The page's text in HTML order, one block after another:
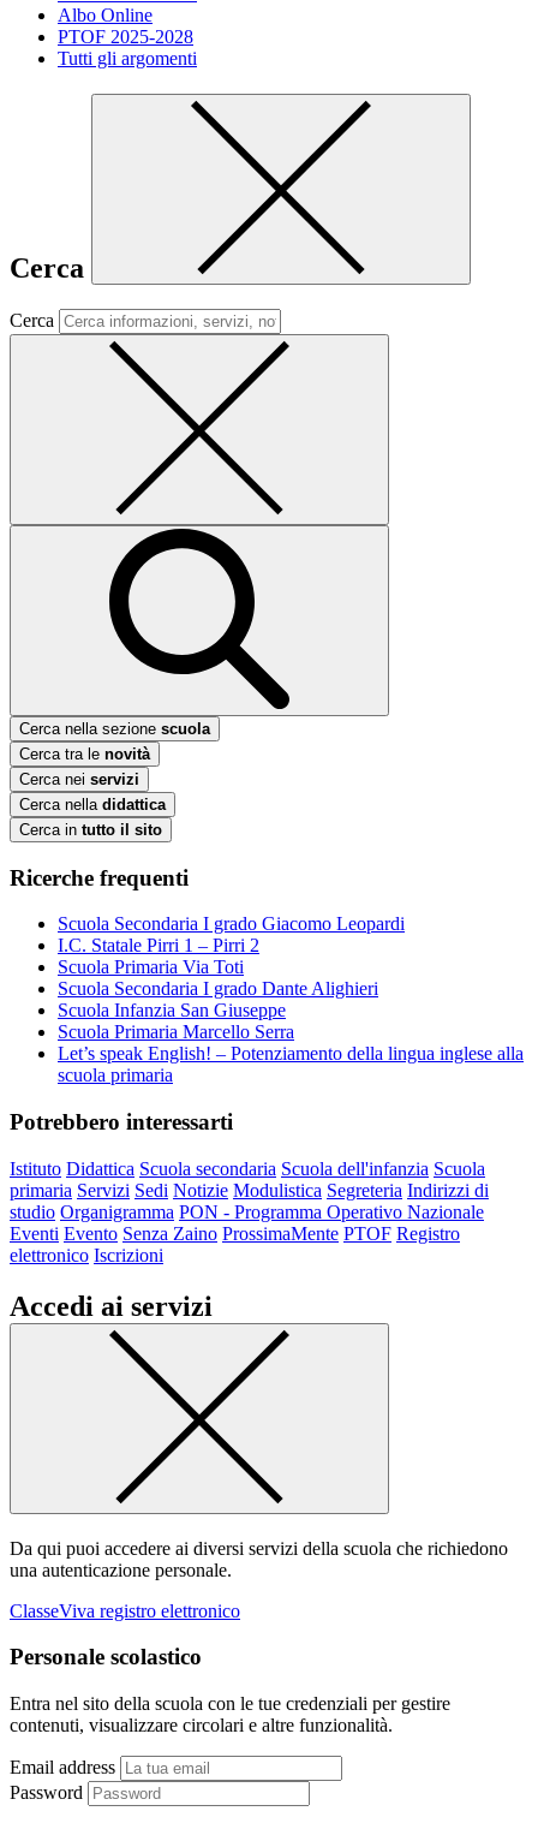
Albo Online
PTOF 2025-2028
Tutti gli argomenti
Cerca
Cerca
Cerca nella sezione scuola
Cerca tra le novità
Cerca nei servizi
Cerca nella didattica
Cerca in tutto il sito
Ricerche frequenti
Scuola Secondaria I grado Giacomo Leopardi
I.C. Statale Pirri 1 – Pirri 2
Scuola Primaria Via Toti
Scuola Secondaria I grado Dante Alighieri
Scuola Infanzia San Giuseppe
Scuola Primaria Marcello Serra
Let’s speak English! – Potenziamento della lingua inglese alla
scuola primaria
Potrebbero interessarti
Istituto Didattica Scuola secondaria Scuola dell'infanzia Scuola
primaria Servizi Sedi Notizie Modulistica Segreteria Indirizzi di
studio Organigramma PON - Programma Operativo Nazionale
Eventi Evento Senza Zaino ProssimaMente PTOF Registro
elettronico Iscrizioni
Accedi ai servizi
Da qui puoi accedere ai diversi servizi della scuola che richiedono
una autenticazione personale.
ClasseViva registro elettronico
Personale scolastico
Entra nel sito della scuola con le tue credenziali per gestire
contenuti, visualizzare circolari e altre funzionalità.
Email address
Password